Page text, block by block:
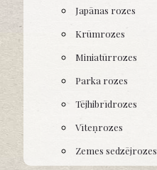
Japānas rozes
Krūmrozes
Miniatūrrozes
Parka rozes
Tējhibrīdrozes
Vīteņrozes
Zemes sedzējrozes